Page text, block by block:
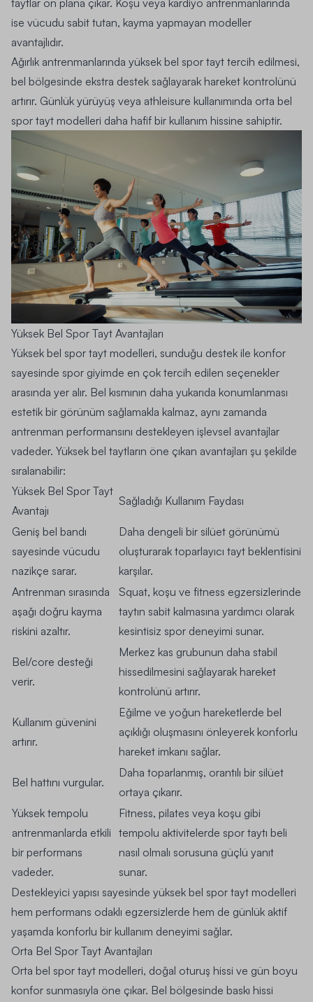
ise vücudu sabit tutan, kayma yapmayan modeller
avantajlıdır.
Ağırlık antrenmanlarında yüksek bel spor tayt tercih edilmesi,
bel bölgesinde ekstra destek sağlayarak hareket kontrolünü
artırır. Günlük yürüyüş veya athleisure kullanımında orta bel
spor tayt modelleri daha hafif bir kullanım hissine sahiptir.
Yüksek Bel Spor Tayt Avantajları
Yüksek bel spor tayt modelleri, sunduğu destek ile konfor
sayesinde spor giyimde en çok tercih edilen seçenekler
arasında yer alır. Bel kısmının daha yukarıda konumlanması
estetik bir görünüm sağlamakla kalmaz, aynı zamanda
antrenman performansını destekleyen işlevsel avantajlar
vadeder. Yüksek bel taytların öne çıkan avantajları şu şekilde
sıralanabilir:
Yüksek Bel Spor Tayt
Avantajı
Sağladığı Kullanım Faydası
Geniş bel bandı
sayesinde vücudu
nazikçe sarar.
Daha dengeli bir silüet görünümü
oluşturarak toparlayıcı tayt beklentisini
karşılar.
Antrenman sırasında
aşağı doğru kayma
riskini azaltır.
Squat, koşu ve fitness egzersizlerinde
taytın sabit kalmasına yardımcı olarak
kesintisiz spor deneyimi sunar.
Bel/core desteği
verir.
Merkez kas grubunun daha stabil
hissedilmesini sağlayarak hareket
kontrolünü artırır.
Kullanım güvenini
artırır.
Eğilme ve yoğun hareketlerde bel
açıklığı oluşmasını önleyerek konforlu
hareket imkanı sağlar.
Bel hattını vurgular.
Daha toparlanmış, orantılı bir silüet
ortaya çıkarır.
Yüksek tempolu
antrenmanlarda etkili
bir performans
vadeder.
Fitness, pilates veya koşu gibi
tempolu aktivitelerde spor taytı beli
nasıl olmalı sorusuna güçlü yanıt
sunar.
Destekleyici yapısı sayesinde yüksek bel spor tayt modelleri
hem performans odaklı egzersizlerde hem de günlük aktif
yaşamda konforlu bir kullanım deneyimi sağlar.
Orta Bel Spor Tayt Avantajları
Orta bel spor tayt modelleri, doğal oturuş hissi ve gün boyu
konfor sunmasıyla öne çıkar. Bel bölgesinde baskı hissi